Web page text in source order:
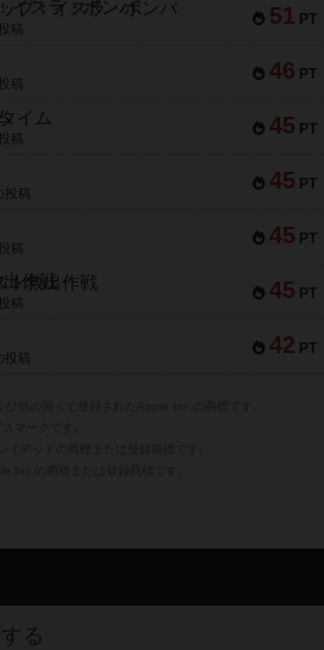
51 PT
プ：イスラ・ボンバ
稿
46 PT
稿
45 PT
イム
稿
45 PT
投稿
45 PT
稿
45 PT
ト救出作戦
稿
42 PT
投稿
る